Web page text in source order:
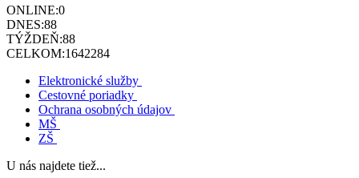
ONLINE:0
DNES:88
TÝŽDEŇ:88
CELKOM:1642284
Elektronické služby
Cestovné poriadky
Ochrana osobných údajov
MŠ
ZŠ
U nás najdete tiež...